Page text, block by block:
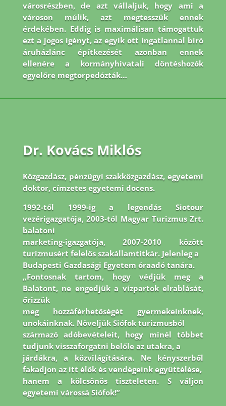
városrészben, de azt vállaljuk, hogy ami a
városon múlik, azt megtesszük ennek
érdekében. Eddig is maximálisan támogattuk
ezt a jogos igényt, az egyik ott ingatlannal bíró
áruházlánc építkezését azonban ennek
ellenére a kormányhivatali döntéshozók
egyelőre megtorpedózták…
Dr. Kovács Miklós
Közgazdász, pénzügyi szakközgazdász, egyetemi
doktor, címzetes egyetemi docens.
1992-től 1999-ig a legendás Siotour
vezérigazgatója, 2003-tól Magyar Turizmus Zrt.
balatoni
marketing-igazgatója, 2007-2010 között
turizmusért felelős szakállamtitkár. Jelenleg a
Budapesti Gazdasági Egyetem óraadó tanára.
„Fontosnak tartom, hogy védjük meg a
Balatont, ne engedjük a vízpartok elrablását,
őrizzük
meg hozzáférhetőségét gyermekeinknek,
unokáinknak. Növeljük Siófok turizmusból
származó adóbevételeit, hogy minél többet
tudjunk visszaforgatni belőle az utakra, a
járdákra, a közvilágítására. Ne kényszerből
fakadjon az itt élők és vendégeink együttélése,
hanem a kölcsönös tiszteleten. S váljon
egyetemi várossá Siófok!”